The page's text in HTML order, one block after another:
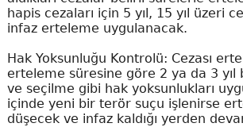
hapis cezaları için 5 yıl, 15 yıl üzeri
infaz erteleme uygulanacak.
Hak Yoksunluğu Kontrolü: Cezası
erteleme süresine göre 2 ya da 3 yıl
ve seçilme gibi hak yoksunlukları
içinde yeni bir terör suçu işlenirse
düşecek ve infaz kaldığı yerden